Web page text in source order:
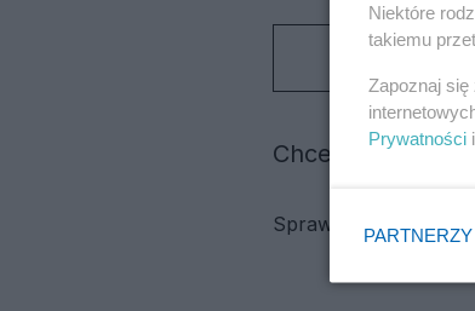
Chcesz więcej
Sprawdź:
Niektóre
takiemu
Zapoznaj
Prywatności i
PARTNERZY